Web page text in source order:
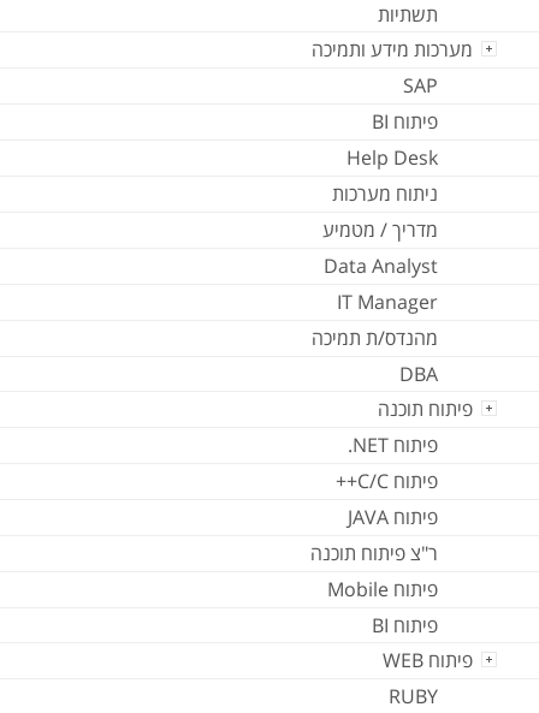
תשתיות
מערכות מידע ותמיכה
SAP
פיתוח BI
Help Desk
ניתוח מערכות
מדריך / מטמיע
Data Analyst
IT Manager
מהנדס/ת תמיכה
DBA
פיתוח תוכנה
פיתוח NET.
פיתוח C/C++
פיתוח JAVA
ר"צ פיתוח תוכנה
פיתוח Mobile
פיתוח BI
פיתוח WEB
RUBY